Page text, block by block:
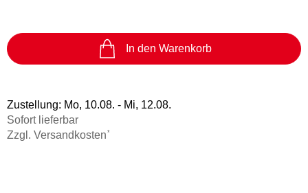
In den Warenkorb
Zustellung: Mo, 10.08. - Mi, 12.08.
Sofort lieferbar
Zzgl. Versandkosten *